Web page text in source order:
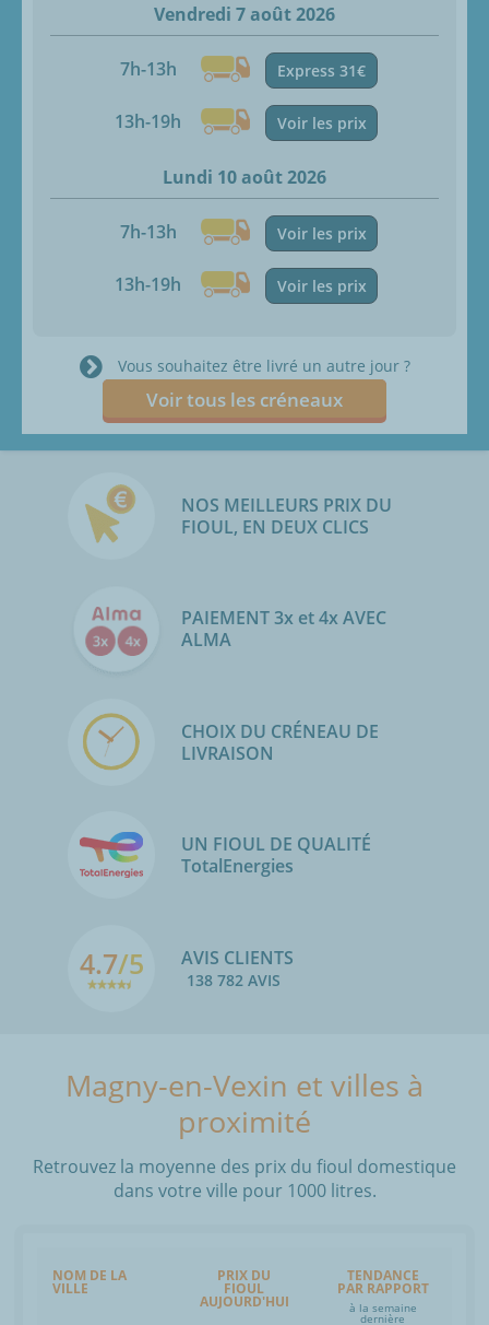
Vendredi 7 août 2026
7h-13h Express 31€
13h-19h Voir les prix
Lundi 10 août 2026
7h-13h Voir les prix
13h-19h Voir les prix
Vous souhaitez être livré un autre jour ?
Voir tous les créneaux
NOS MEILLEURS PRIX DU
FIOUL, EN DEUX CLICS
PAIEMENT 3x et 4x AVEC
ALMA
CHOIX DU CRÉNEAU DE
LIVRAISON
UN FIOUL DE QUALITÉ
TotalEnergies
4.7/5 AVIS CLIENTS
138 782 AVIS
Magny-en-Vexin et villes à
proximité
Retrouvez la moyenne des prix du fioul domestique
dans votre ville pour 1000 litres.
NOM DE LA
VILLE
PRIX DU
FIOUL
AUJOURD'HUI
TENDANCE
PAR RAPPORT
à la semaine
dernière